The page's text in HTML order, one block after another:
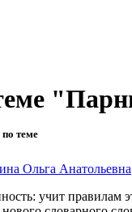
теме
Ольга Анатольевна
учит правилам